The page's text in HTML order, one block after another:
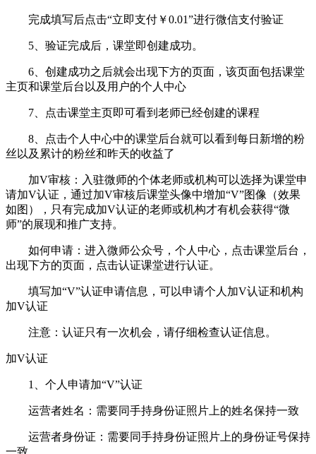
完成填写后点击“立即支付￥0.01”进行微信支付验证
5、验证完成后，课堂即创建成功。
6、创建成功之后就会出现下方的页面，该页面包括课堂
主页和课堂后台以及用户的个人中心
7、点击课堂主页即可看到老师已经创建的课程
8、点击个人中心中的课堂后台就可以看到每日新增的粉
丝以及累计的粉丝和昨天的收益了
加V审核：入驻微师的个体老师或机构可以选择为课堂申
请加V认证，通过加V审核后课堂头像中增加“V”图像（效果
如图），只有完成加V认证的老师或机构才有机会获得“微
师”的展现和推广支持。
如何申请：进入微师公众号，个人中心，点击课堂后台，
出现下方的页面，点击认证课堂进行认证。
填写加“V”认证申请信息，可以申请个人加V认证和机构
加V认证
注意：认证只有一次机会，请仔细检查认证信息。
加V认证
1、个人申请加“V”认证
运营者姓名：需要同手持身份证照片上的姓名保持一致
运营者身份证：需要同手持身份证照片上的身份证号保持
一致